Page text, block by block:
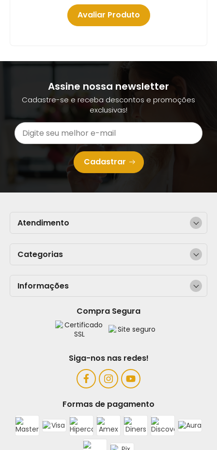
Avaliar Produto
Assine nossa newsletter
Cadastre-se e receba descontos e promoções
exclusivas!
Cadastrar
Categorias
Informações
Compra Segura
Atendimento
Siga-nos nas redes!
Formas de pagamento